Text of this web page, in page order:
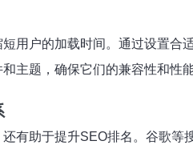
用户的加载时间。通过设置合
主题，确保它们的兼容性和性
有助于提升SEO排名。谷歌